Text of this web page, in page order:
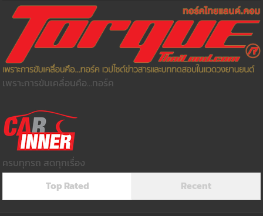
เพราะการขับเคลื่อนคือ...ทอร์ค
ครบทุกรถ สดทุกเรื่อง
Top Rated
Recent